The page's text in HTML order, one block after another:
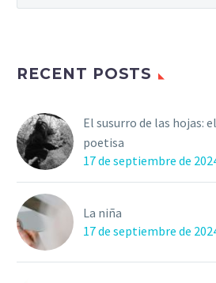
RECENT POSTS
El susurro de las hojas:
poetisa
17 de septiembre de
La niña
17 de septiembre de